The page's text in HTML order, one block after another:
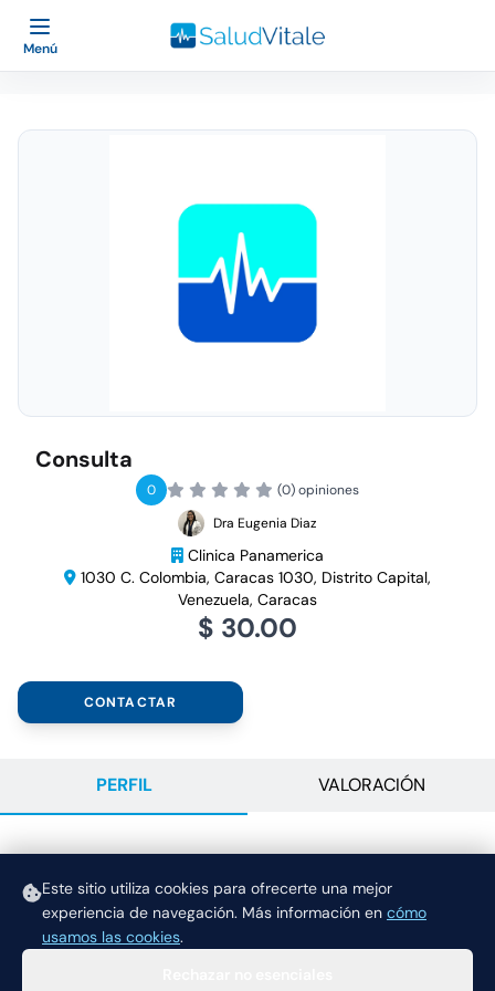
Este sitio utiliza cookies para ofrecerte una mejor
experiencia de navegación. Más información en cómo
usamos las cookies.
Menú
Consulta
0
(0) opiniones
Dra Eugenia Diaz
Clinica Panamerica
1030 C. Colombia, Caracas 1030, Distrito Capital,
Venezuela, Caracas
$ 30.00
CONTACTAR
PERFIL VALORACIÓN
Consulta